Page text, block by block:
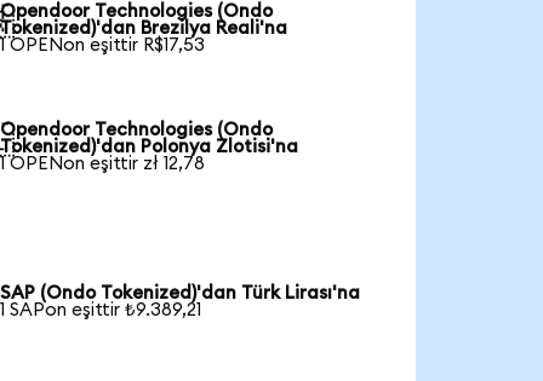
Opendoor Technologies (Ondo
Tokenized)'dan Brezilya Reali'na
1 OPENon eşittir R$17,53
Opendoor Technologies (Ondo
Tokenized)'dan Polonya Zlotisi'na
1 OPENon eşittir zł 12,78
SAP (Ondo Tokenized)'dan Türk Lirası'na
1 SAPon eşittir ₺9.389,21